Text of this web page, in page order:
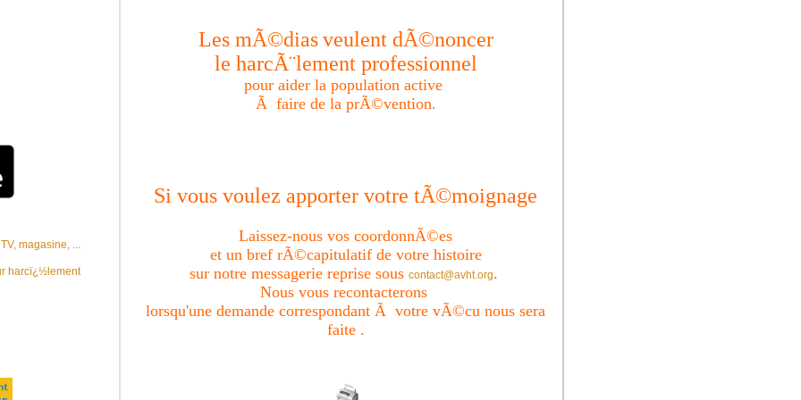
Media
au
plus
au
Vous pouvez
Ã l'adresse
l'AVHT
le premier
nous
afin
qui le/la
fixe de
vous auprï¿½s
l'entretien du 3
magasine, ...
harcï¿½lement
Les mÃ©dias veulent dÃ©noncer
le harcÃ¨lement professionnel
pour aider la population active
Ã faire de la prÃ©vention.
Si vous voulez apporter votre tÃ©moignage
Laissez-nous vos coordonnÃ©es
et un bref rÃ©capitulatif de votre histoire
sur notre messagerie reprise sous contact@avht.org.
Nous vous recontacterons
lorsqu'une demande correspondant Ã votre vÃ©cu nous sera
faite .